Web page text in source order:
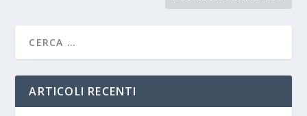
ARTICOLI RECENTI